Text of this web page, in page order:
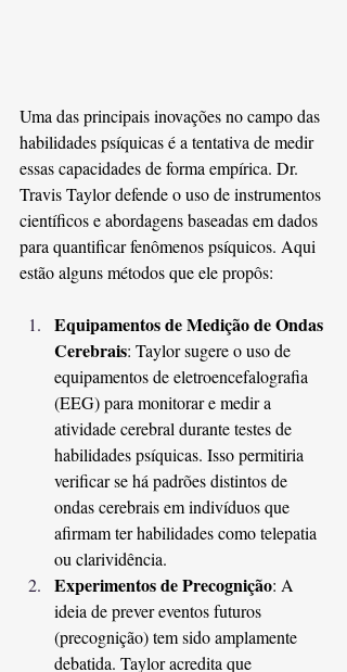
Uma das principais inovações no campo das
habilidades psíquicas é a tentativa de medir
essas capacidades de forma empírica. Dr.
Travis Taylor defende o uso de instrumentos
científicos e abordagens baseadas em dados
para quantificar fenômenos psíquicos. Aqui
estão alguns métodos que ele propôs:
Equipamentos de Medição de Ondas
Cerebrais: Taylor sugere o uso de
equipamentos de eletroencefalografia
(EEG) para monitorar e medir a
atividade cerebral durante testes de
habilidades psíquicas. Isso permitiria
verificar se há padrões distintos de
ondas cerebrais em indivíduos que
afirmam ter habilidades como telepatia
ou clarividência.
Experimentos de Precognição: A
ideia de prever eventos futuros
(precognição) tem sido amplamente
debatida. Taylor acredita que